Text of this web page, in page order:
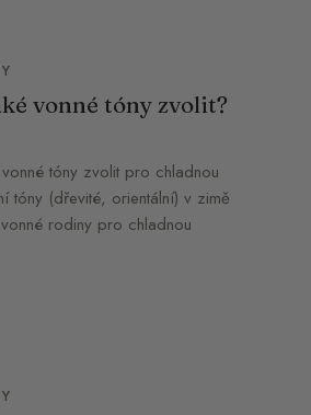
vonné tóny zvolit?
tóny zvolit pro chladnou
tóny (dřevité, orientální) v zimě
rodiny pro chladnou